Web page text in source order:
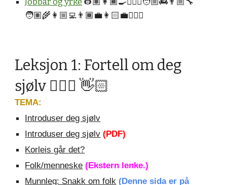
🧑🏽‍🌾👩🏼‍💻👨🏾‍💼👩🏻‍💼👨🏿‍⚕️
Leksjon 1: Fortell om deg
sjølv 🙋🏽‍♀️ 👋🏻
TEMA:
Introduser deg sjølv
Introduser deg sjølv (PDF)
Korleis går det?
Folk/menneske (Ekstern lenke.)
Munnleg: Snakk om folk (Denne sida er på